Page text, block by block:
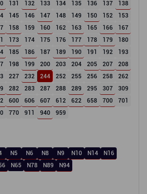
131 132 133 134 135 136 137
138
145 146 147 148 149 150 152
153
158 159 160 162 163 165 166
167
173 174 175 176 177 178 179
180
185 186 187 189 190 191 192
193
198 199 200 203 204 205 207
208
227 232 244 252 255 256 258
262
282 283 287 288 289 295 307
309
600 606 607 612 622 658 700
701
770 911 940 959
N5 N6 N8 N9 N10 N14
N16
N65 N78 N89 N94